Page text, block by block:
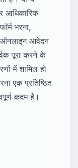
आधिकारिक
भरना,
आवेदन
पूरा करने के
में शामिल हो
एक प्रतिष्ठित
कदम है।